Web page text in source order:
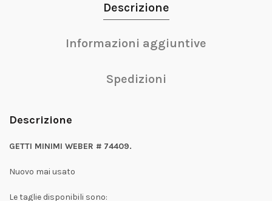
Descrizione
Informazioni aggiuntive
Spedizioni
Descrizione
GETTI MINIMI WEBER # 74409.
Nuovo mai usato
Le taglie disponibili sono: